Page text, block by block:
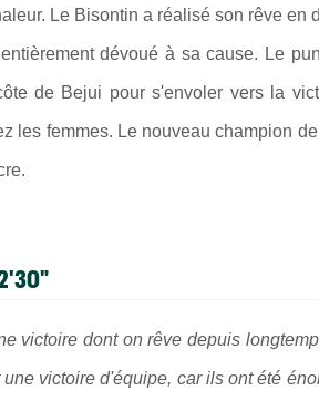
Le Bisontin a réalisé son rêve en
dévoué à sa cause. Le
de Bejui pour s'envoler vers la
les femmes. Le nouveau champion
victoire dont on rêve depuis
victoire d'équipe, car ils ont été